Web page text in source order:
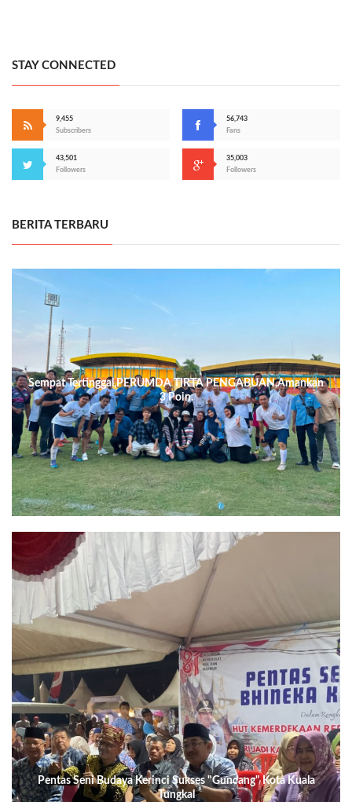
STAY CONNECTED
9,455
Subscribers
56,743
Fans
43,501
Followers
35,003
Followers
BERITA TERBARU
Sempat Tertinggal,PERUMDA TIRTA PENGABUAN,Amankan
3 Poin.
Pentas Seni Budaya Kerinci Sukses "Guncang" Kota Kuala
Tungkal